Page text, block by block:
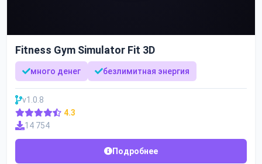
Fitness Gym Simulator Fit 3D
много денег безлимитная энергия
v1.0.8
4.3
14 754
Подробнее